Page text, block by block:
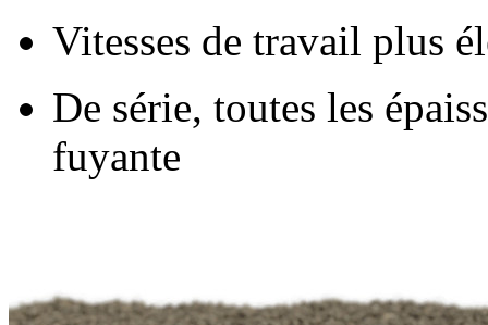
Vitesses de travail plus
De série, toutes les
fuyante